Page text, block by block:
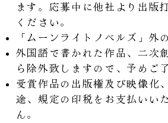
ます。応募中に他社より出版
ください。
「ムーンライトノベルズ」
外国語で書かれた作品、二次
ら除外致しますので、予めご
受賞作品の出版権及び映像化
途、規定の印税をお支払いい
ん。